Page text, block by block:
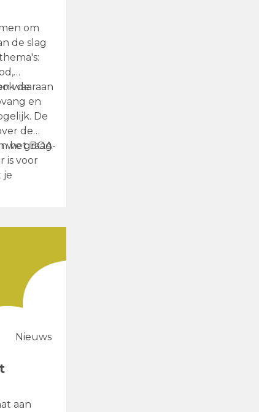
om
de slag
de
waaraan
en
De
de
we graag
is voor
het BOA-
je
Nieuws
aan